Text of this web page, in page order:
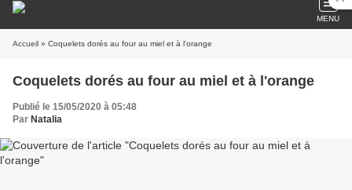
MENU
Accueil » Coquelets dorés au four au miel et à l'orange
Coquelets dorés au four au miel et à l'orange
Publié le 15/05/2020 à 05:48
Par Natalia